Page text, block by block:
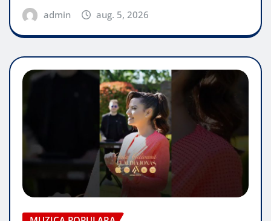
admin aug. 5, 2026